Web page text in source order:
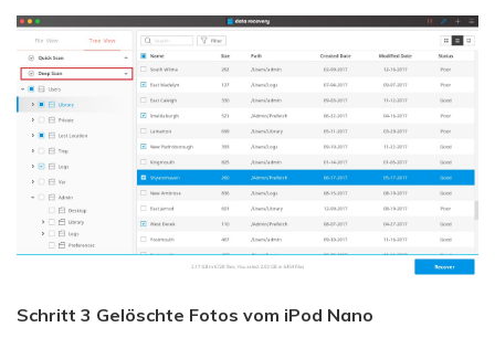
Schritt 3 Gelöschte Fotos vom iPod Nano